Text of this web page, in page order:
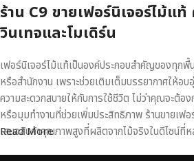
ร้าน C9 ขายเฟอร์นิเจอร์ไม้แ
วินเทจและโมเดิร์น
เฟอร์นิเจอร์ไม้แท้เป็นองค์ประกอบสำคัญของทุกพื้
หรือสำนักงาน เพราะช่วยเติมเต็มบรรยากาศให้อ
ความสะดวกสบายให้กับการใช้ชีวิต ไม่ว่าคุณจะต้
หรือมุมทำงานที่ช่วยเพิ่มประสิทธิภาพ ร้านขายเฟอ
เสนอสินค้าคุณภาพสูงที่ผลิตจากไม้จริงในดีไซน์ที่
Read More